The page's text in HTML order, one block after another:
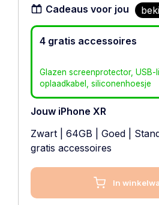
Cadeaus voor jou
4 gratis accessoires
Glazen screenprotector, USB-
oplaadkabel, siliconenhoesje
Jouw iPhone XR
Zwart
64GB Goed
gratis accessoires
In